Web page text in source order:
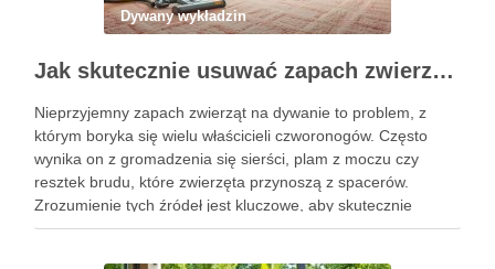
Dywany wykładzin
Jak skutecznie usuwać zapach zwierząt z dywanu: metody, które naprawdę pomagają w domu i przy pielęgnacji pupila
Nieprzyjemny zapach zwierząt na dywanie to problem, z
którym boryka się wielu właścicieli czworonogów. Często
wynika on z gromadzenia się sierści, plam z moczu czy
resztek brudu, które zwierzęta przynoszą z spacerów.
Zrozumienie tych źródeł jest kluczowe, aby skutecznie
zadbać o świeżość dywanu w domu. Istnieje wiele